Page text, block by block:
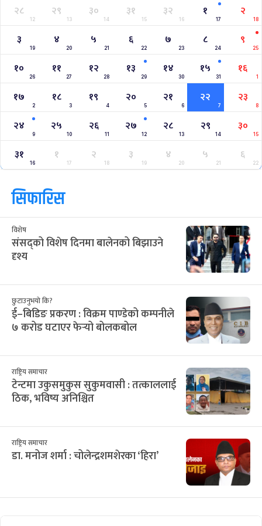
२८
12
२९
13
३०
14
३१
15
३२
16
१
17
२
18
३
19
४
20
५
21
६
22
७
23
८
24
९
25
१०
26
११
27
१२
28
१३
29
१४
30
१५
31
१६
1
१७
2
१८
3
१९
4
२०
5
२१
6
२२
7
२३
8
२४
9
२५
10
२६
11
२७
12
२८
13
२९
14
३०
15
३१
16
१
17
२
18
३
19
४
20
५
21
६
22
सिफारिस
विशेष
संसद्को विशेष दिनमा बालेनको बिझाउने
दृश्य
छुटाउनुभयो कि?
ई–बिडिङ प्रकरण : विक्रम पाण्डेको कम्पनीले
७ करोड घटाएर फेर्‍यो बोलकबोल
राष्ट्रिय समाचार
टेन्टमा उकुसमुकुस सुकुमवासी : तत्काललाई
ठिक, भविष्य अनिश्चित
राष्ट्रिय समाचार
डा. मनोज शर्मा : चोलेन्द्रशमशेरका ‘हिरा’